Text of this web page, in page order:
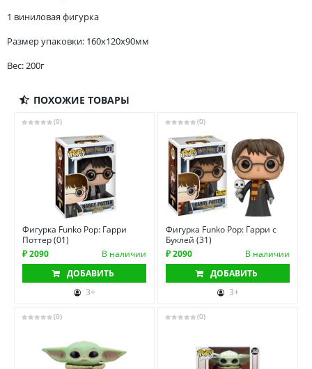
1 виниловая фигурка
Размер упаковки: 160x120x90мм
Вес: 200г
ПОХОЖИЕ ТОВАРЫ
(0)
Фигурка Funko Pop: Гарри
Поттер (01)
₽ 2090
В наличии
ДОБАВИТЬ
3+
(0)
Фигурка Funko Pop: Гарри с
Буклей (31)
₽ 2090
В наличии
ДОБАВИТЬ
3+
(0) (0)